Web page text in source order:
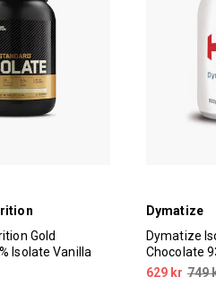
Gold
Isolate Vanilla
Dymatize
Dymatize
Chocolate
629 kr 749